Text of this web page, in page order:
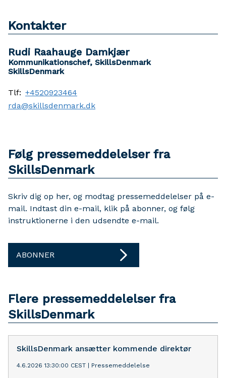
Kontakter
Rudi Raahauge Damkjær
Kommunikationschef, SkillsDenmark
SkillsDenmark
Tlf: +4520923464
rda@skillsdenmark.dk
Følg pressemeddelelser fra
SkillsDenmark
Skriv dig op her, og modtag pressemeddelelser på e-
mail. Indtast din e-mail, klik på abonner, og følg
instruktionerne i den udsendte e-mail.
ABONNER
Flere pressemeddelelser fra
SkillsDenmark
SkillsDenmark ansætter kommende direktør
4.6.2026 13:30:00 CEST Pressemeddelelse